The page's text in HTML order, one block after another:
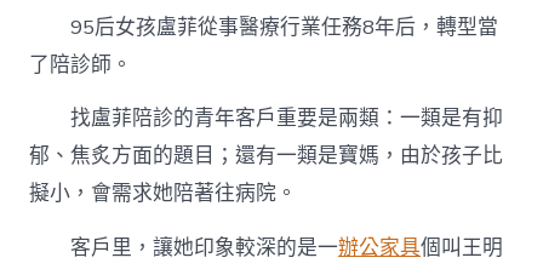
95后女孩盧菲從事醫療行業任務8年后，轉型當
了陪診師。
找盧菲陪診的青年客戶重要是兩類：一類是有抑
郁、焦炙方面的題目；還有一類是寶媽，由於孩子比
擬小，會需求她陪著往病院。
客戶里，讓她印象較深的是一辦公家具個叫王明